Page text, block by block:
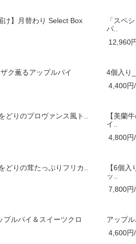
け】月替わり Select Box
「スペ
パ..
12,960
ク薫るアップルパイ
4個入り
4,400円
どりのプロヴァンス風ト..
【美蘭
イ..
4,800円
どりの茸たっぷりフリカ..
【6個
ッ..
7,800円
プルパイ＆スイーツクロ
アップ
4,600円